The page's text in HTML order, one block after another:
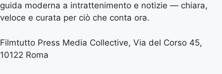
guida moderna a intrattenimento e notizie — chiara,
veloce e curata per ciò che conta ora.
Filmtutto Press Media Collective, Via del Corso 45,
10122 Roma